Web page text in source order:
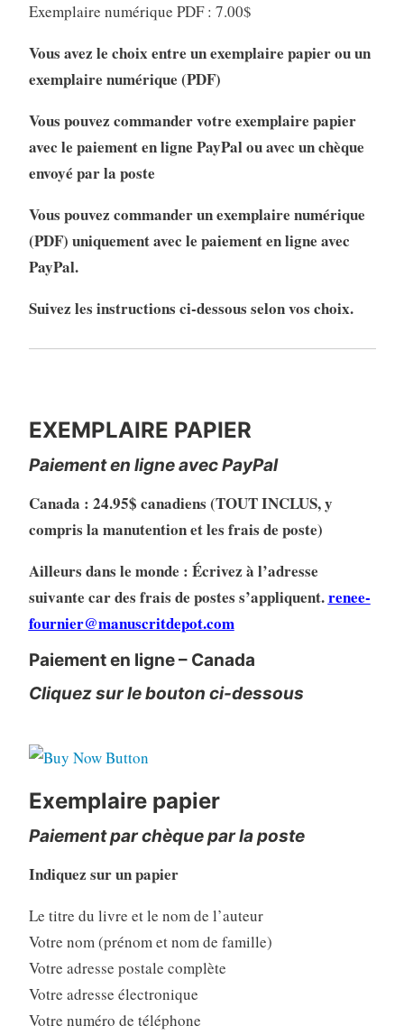
Exemplaire numérique PDF : 7.00$
Vous avez le choix entre un exemplaire papier ou un
exemplaire numérique (PDF)
Vous pouvez commander votre exemplaire papier
avec le paiement en ligne PayPal ou avec un chèque
envoyé par la poste
Vous pouvez commander un exemplaire numérique
(PDF) uniquement avec le paiement en ligne avec
PayPal.
Suivez les instructions ci-dessous selon vos choix.
EXEMPLAIRE PAPIER
Paiement en ligne avec PayPal
Canada : 24.95$ canadiens (TOUT INCLUS, y
compris la manutention et les frais de poste)
Ailleurs dans le monde : Écrivez à l’adresse
suivante car des frais de postes s’appliquent.renee-
fournier@manuscritdepot.com
Paiement en ligne – Canada
Cliquez sur le bouton ci-dessous
Exemplaire papier
Paiement par chèque par la poste
Indiquez sur un papier
Le titre du livre et le nom de l’auteur
Votre nom (prénom et nom de famille)
Votre adresse postale complète
Votre adresse électronique
Votre numéro de téléphone